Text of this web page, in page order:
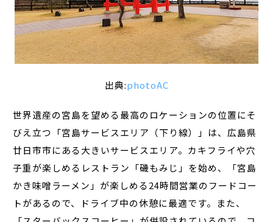
出典:photoAC
世界遺産の宮島を望める最高のロケーションの位置にそ
びえ立つ「宮島サービスエリア（下り線）」は、広島県
廿日市市にある大きいサービスエリア。カキフライや穴
子重が楽しめるレストラン「磯もみじ」を始め、「宮島
かき味噌ラーメン」が楽しめる24時間営業のフードコー
トがあるので、ドライブ中の休憩に最適です。また、